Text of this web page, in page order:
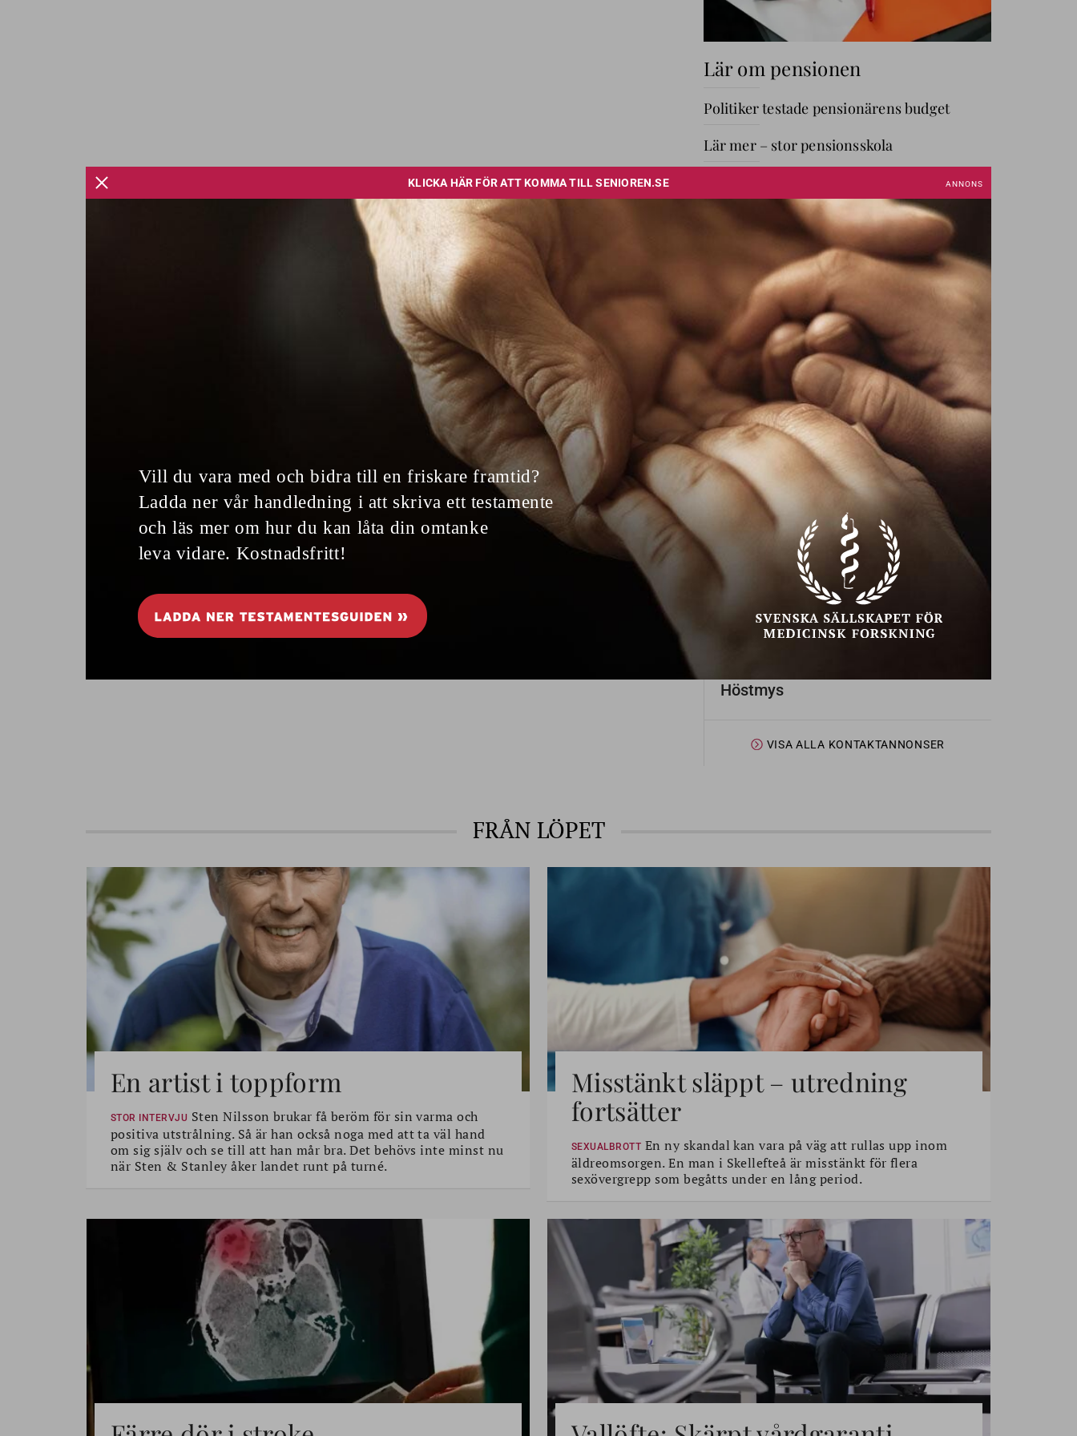
Lär om pensionen
Politiker testade pensionärens budget
Lär mer – stor pensionsskola
ANNIKA OM PENGAR
Annika
Creutzer
Ekonomiska problem?
Ta hjälp!
Texter av Annika Creutzer,
NU SÖKES29NYA VÄNNER
PÅ SENIOREN
SENAST INLAGDA
Någon trevlig kvinna som vill ses!
Söker kvinna med stil
Höstmys
VISA ALLA KONTAKTANNONSER
FRÅN LÖPET
En artist i toppform
STOR INTERVJU Sten Nilsson brukar få beröm för sin varma och
positiva utstrålning. Så är han också noga med att ta väl hand
om sig själv och se till att han mår bra. Det behövs inte minst nu
när Sten & Stanley åker landet runt på turné.
Misstänkt släppt – utredning
fortsätter
SEXUALBROTT En ny skandal kan vara på väg att rullas upp inom
äldreomsorgen. En man i Skellefteå är misstänkt för flera
sexövergrepp som begåtts under en lång period.